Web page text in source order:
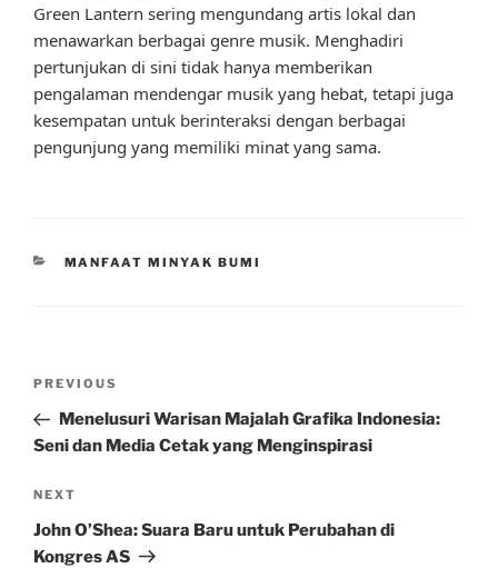
Green Lantern sering mengundang artis lokal dan
menawarkan berbagai genre musik. Menghadiri
pertunjukan di sini tidak hanya memberikan
pengalaman mendengar musik yang hebat, tetapi juga
kesempatan untuk berinteraksi dengan berbagai
pengunjung yang memiliki minat yang sama.
CATEGORIES
MANFAAT MINYAK BUMI
Previous
Post
PREVIOUS
Menelusuri Warisan Majalah Grafika Indonesia:
Seni dan Media Cetak yang Menginspirasi
Next
Post
NEXT
John O’Shea: Suara Baru untuk Perubahan di
Kongres AS